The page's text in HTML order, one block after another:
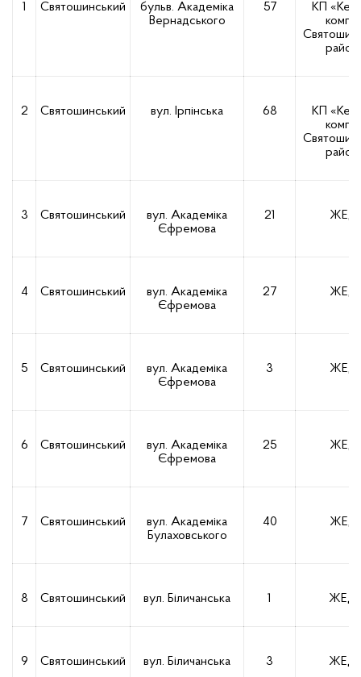
1 Святошинський
бульв. Академіка
Вернадського
57
КП
2 Святошинський вул. Ірпінська 68
КП
3 Святошинський
вул. Академіка
Єфремова
21
4 Святошинський
вул. Академіка
Єфремова
27
5 Святошинський
вул. Академіка
Єфремова
3
6 Святошинський
вул. Академіка
Єфремова
25
7 Святошинський
вул. Академіка
Булаховського
40
8 Святошинський вул. Біличанська 1
9 Святошинський вул. Біличанська 3